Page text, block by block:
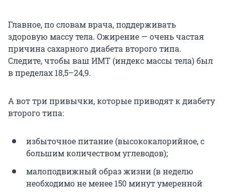
Главное, по словам врача, поддерживать
здоровую массу тела. Ожирение — очень частая
причина сахарного диабета второго типа.
Следите, чтобы ваш ИМТ (индекс массы тела) был
в пределах 18,5–24,9.
А вот три привычки, которые приводят к диабету
второго типа:
избыточное питание (высококалорийное, с
большим количеством углеводов);
малоподвижный образ жизни (в неделю
необходимо не менее 150 минут умеренной